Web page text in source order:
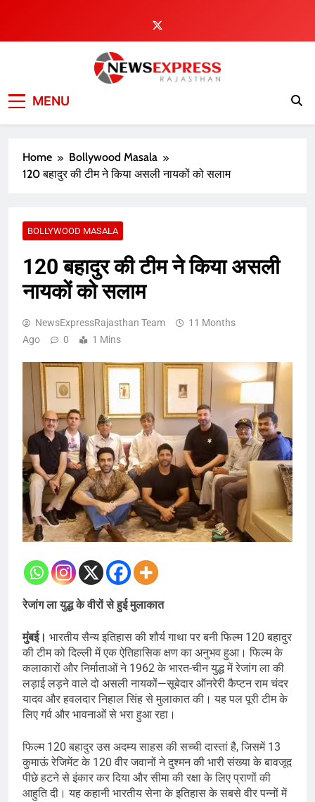
content
MENU
Home
Bollywood Masala
120 बहादुर की टीम ने किया असली नायकों को सलाम
BOLLYWOOD MASALA
120 बहादुर की टीम ने किया असली
नायकों को सलाम
NewsExpressRajasthan Team
11 Months
Ago
0 1 Mins
रेजांग ला युद्ध के वीरों से हुई मुलाकात
मुंबई। भारतीय सैन्य इतिहास की शौर्य गाथा पर बनी फिल्म 120 बहादुर
की टीम को दिल्ली में एक ऐतिहासिक क्षण का अनुभव हुआ। फिल्म के
कलाकारों और निर्माताओं ने 1962 के भारत-चीन युद्ध में रेजांग ला की
लड़ाई लड़ने वाले दो असली नायकों—सूबेदार ऑनरेरी कैप्टन राम चंदर
यादव और हवलदार निहाल सिंह से मुलाकात की। यह पल पूरी टीम के
लिए गर्व और भावनाओं से भरा हुआ रहा।
फिल्म 120 बहादुर उस अदम्य साहस की सच्ची दास्तां है, जिसमें 13
कुमाऊं रेजिमेंट के 120 वीर जवानों ने दुश्मन की भारी संख्या के बावजूद
पीछे हटने से इंकार कर दिया और सीमा की रक्षा के लिए प्राणों की
आहुति दी। यह कहानी भारतीय सेना के इतिहास के सबसे वीर पन्नों में